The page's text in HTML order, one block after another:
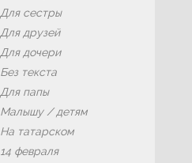
Для сестры
Для друзей
Для дочери
Без текста
Для папы
Малышу / детям
На татарском
14 февраля